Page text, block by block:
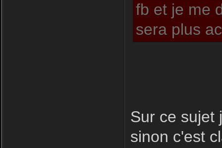
fb et je me
sera plus
Sur ce sujet
sinon c'est